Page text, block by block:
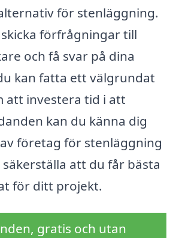
för stenläggning.
förfrågningar till
och få svar på dina
kan fatta ett välgrundat
att investera tid i att
kan du känna dig
företag för stenläggning
säkerställa att du får bästa
för ditt projekt.
gratis och utan